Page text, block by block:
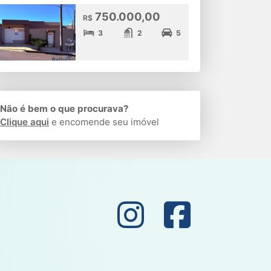
R$750.000,00
3 2 5
Não é bem o que procurava?
Clique aqui e encomende seu imóvel